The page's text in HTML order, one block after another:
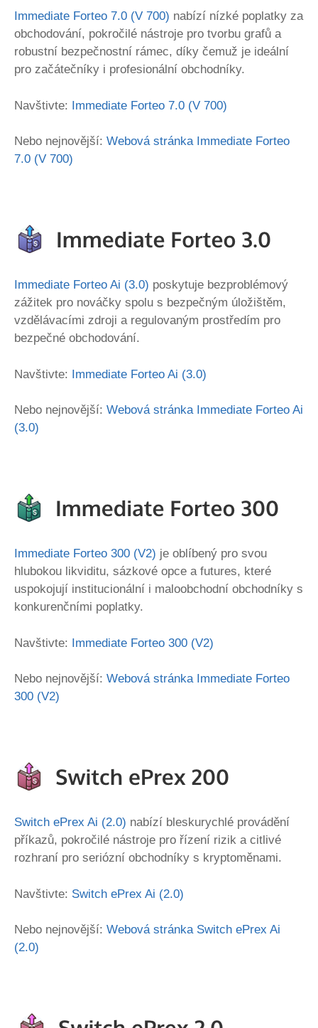
Immediate Forteo 7.0 (V 700) nabízí nízké poplatky za
obchodování, pokročilé nástroje pro tvorbu grafů a
robustní bezpečnostní rámec, díky čemuž je ideální
pro začátečníky i profesionální obchodníky.
Navštivte: Immediate Forteo 7.0 (V 700)
Nebo nejnovější: Webová stránka Immediate Forteo
7.0 (V 700)
Immediate Forteo Ai (3.0) poskytuje bezproblémový
zážitek pro nováčky spolu s bezpečným úložištěm,
vzdělávacími zdroji a regulovaným prostředím pro
bezpečné obchodování.
Navštivte: Immediate Forteo Ai (3.0)
Nebo nejnovější: Webová stránka Immediate Forteo Ai
(3.0)
Immediate Forteo 300 (V2) je oblíbený pro svou
hlubokou likviditu, sázkové opce a futures, které
uspokojují institucionální i maloobchodní obchodníky s
konkurenčními poplatky.
Navštivte: Immediate Forteo 300 (V2)
Nebo nejnovější: Webová stránka Immediate Forteo
300 (V2)
Switch ePrex Ai (2.0) nabízí bleskurychlé provádění
příkazů, pokročilé nástroje pro řízení rizik a citlivé
rozhraní pro seriózní obchodníky s kryptoměnami.
Navštivte: Switch ePrex Ai (2.0)
Nebo nejnovější: Webová stránka Switch ePrex Ai
(2.0)